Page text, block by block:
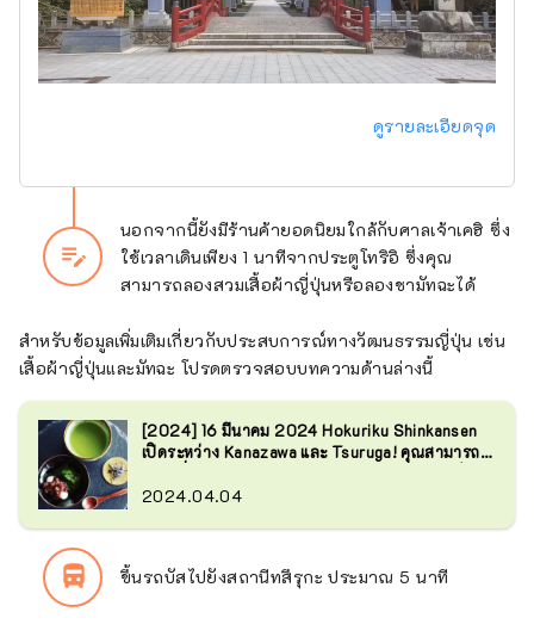
ดูรายละเอียดจุด
edit_note
นอกจากนี้ยังมีร้านค้ายอดนิยมใกล้กับศาลเจ้าเคฮิ ซึ่ง
ใช้เวลาเดินเพียง 1 นาทีจากประตูโทริอิ ซึ่งคุณ
สามารถลองสวมเสื้อผ้าญี่ปุ่นหรือลองชามัทฉะได้
สำหรับข้อมูลเพิ่มเติมเกี่ยวกับประสบการณ์ทางวัฒนธรรมญี่ปุ่น เช่น
เสื้อผ้าญี่ปุ่นและมัทฉะ โปรดตรวจสอบบทความด้านล่างนี้
[2024] 16 มีนาคม 2024 Hokuriku Shinkansen
เปิดระหว่าง Kanazawa และ Tsuruga! คุณสามารถ
วัฒนธรรมญี่ปุ่นยอดนิยม
2024.04.04
directions_bus_filled ขึ้นรถบัสไปยังสถานีทสึรุกะ ประมาณ 5 นาที